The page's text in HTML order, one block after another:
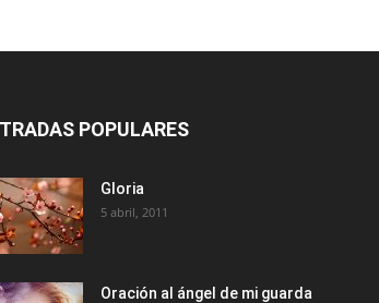
POPULARES
Gloria
5 abril, 2011
Oración al ángel de mi guarda